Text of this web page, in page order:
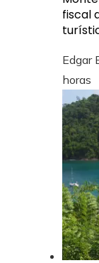
fiscal
Edgar
horas